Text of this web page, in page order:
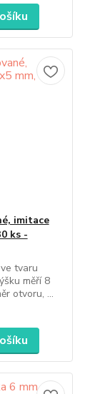
imitace
ks -
tvaru
měří 8
otvoru, ...